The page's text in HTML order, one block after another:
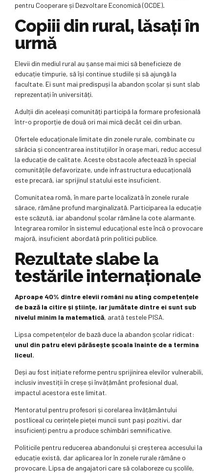
pentru Cooperare și Dezvoltare Economică (OCDE).
Copiii din rural, lăsați în
urmă
Elevii din mediul rural au șanse mai mici să beneficieze de
educație timpurie, să își continue studiile și să ajungă la
facultate. Ei sunt mai predispuși la abandon școlar și sunt slab
reprezentați în universități.
Adulții din aceleași comunități participă la formare profesională
într-o proporție de două ori mai mică decât cei din urban.
Ofertele educaționale limitate din zonele rurale, combinate cu
sărăcia și concentrarea instituțiilor în orașe mari, reduc accesul
la educație de calitate. Aceste obstacole afectează în special
comunitățile defavorizate, unde infrastructura educațională
este precară, iar sprijinul statului este insuficient.
Comunitatea romă, în mare parte localizată în zonele rurale
sărace, rămâne profund marginalizată. Participarea la educație
este scăzută, iar abandonul școlar rămâne la cote alarmante.
Integrarea romilor în sistemul educațional este încă o provocare
majoră, insuficient abordată prin politici publice.
Rezultate slabe la
testările internaționale
Aproape 40% dintre elevii români nu ating competențele
de bază la citire și științe, iar jumătate dintre ei sunt sub
nivelul minim la matematică, arată testele PISA.
Lipsa competențelor de bază duce la abandon școlar ridicat:
unul din patru elevi părăsește școala înainte de a termina
liceul.
Deși au fost inițiate reforme pentru sprijinirea elevilor vulnerabili,
inclusiv investiții în creșe și învățământ profesional dual,
impactul acestora este limitat.
Mentoratul pentru profesori și corelarea învățământului
postliceal cu cerințele pieței muncii sunt pași pozitivi, dar
insuficienți pentru a produce schimbări semnificative.
Politicile pentru reducerea abandonului și creșterea accesului la
educație există, dar aplicarea lor în zonele rurale rămâne o
provocare. Lipsa de angajatori care să colaboreze cu școlile,